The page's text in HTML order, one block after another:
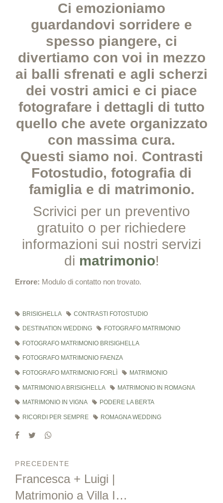
Ci emozioniamo
guardandovi sorridere e
spesso piangere, ci
divertiamo con voi in mezzo
ai balli sfrenati e agli scherzi
dei vostri amici e ci piace
fotografare i dettagli di tutto
quello che avete organizzato
con massima cura.
Questi siamo noi. Contrasti
Fotostudio, fotografia di
famiglia e di matrimonio.
Scrivici per un preventivo
gratuito o per richiedere
informazioni sui nostri servizi
di matrimonio!
Errore: Modulo di contatto non trovato.
BRISIGHELLA CONTRASTI FOTOSTUDIO
DESTINATION WEDDING FOTOGRAFO MATRIMONIO
FOTOGRAFO MATRIMONIO BRISIGHELLA
FOTOGRAFO MATRIMONIO FAENZA
FOTOGRAFO MATRIMONIO FORLÌ MATRIMONIO
MATRIMONIO A BRISIGHELLA MATRIMONIO IN ROMAGNA
MATRIMONIO IN VIGNA PODERE LA BERTA
RICORDI PER SEMPRE ROMAGNA WEDDING
PRECEDENTE
Francesca + Luigi |
Matrimonio a Villa I